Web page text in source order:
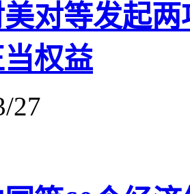
对等发起
当权益
27